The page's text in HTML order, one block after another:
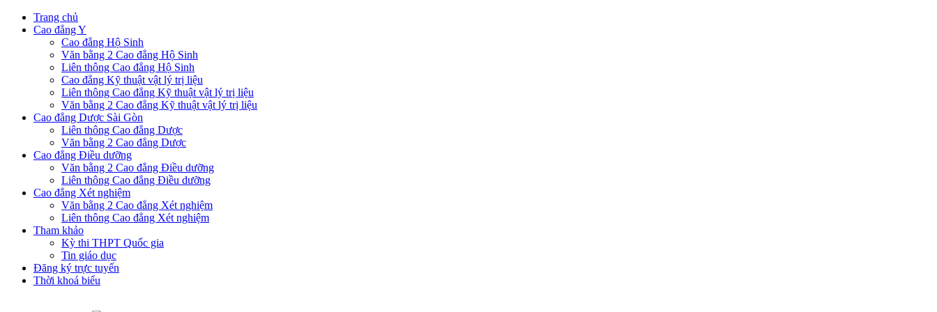
Trang chủ
Cao đẳng Y
Cao đẳng Hộ Sinh
Văn bằng 2 Cao đẳng Hộ Sinh
Liên thông Cao đẳng Hộ Sinh
Cao đẳng Kỹ thuật vật lý trị liệu
Liên thông Cao đẳng Kỹ thuật vật lý trị liệu
Văn bằng 2 Cao đẳng Kỹ thuật vật lý trị liệu
Cao đẳng Dược Sài Gòn
Liên thông Cao đẳng Dược
Văn bằng 2 Cao đẳng Dược
Cao đẳng Điều dưỡng
Văn bằng 2 Cao đẳng Điều dưỡng
Liên thông Cao đẳng Điều dưỡng
Cao đẳng Xét nghiệm
Văn bằng 2 Cao đẳng Xét nghiệm
Liên thông Cao đẳng Xét nghiệm
Tham khảo
Kỳ thi THPT Quốc gia
Tin giáo dục
Đăng ký trực tuyến
Thời khoá biểu